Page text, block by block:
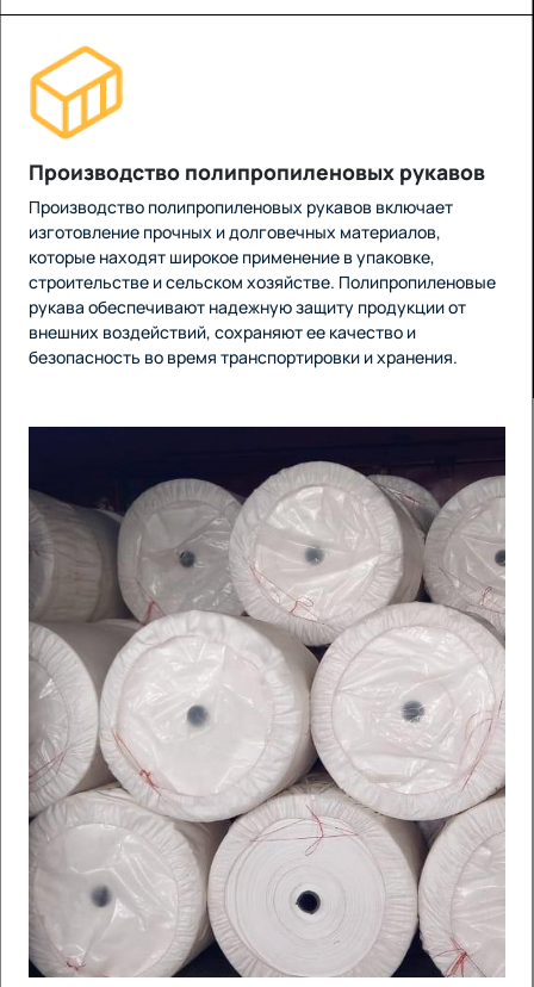
Производство полипропиленовых рукавов
Производство полипропиленовых рукавов включает
изготовление прочных и долговечных материалов,
которые находят широкое применение в упаковке,
строительстве и сельском хозяйстве. Полипропиленовые
рукава обеспечивают надежную защиту продукции от
внешних воздействий, сохраняют ее качество и
безопасность во время транспортировки и хранения.